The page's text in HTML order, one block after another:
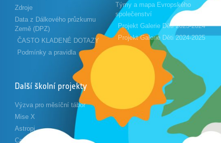
Zdroje
Data z Dálkového průzkumu
Země (DPZ)
ČASTO KLADENÉ DOTAZY
Podmínky a pravidla
Týmy a mapa Evropského
společenství
Projekt Galerie Děti 2023-2024
Projekt Galerie Děti 2024-2025
Další školní projekty
Výzva pro měsíční tábor
Mise X
Astropi
Cansat